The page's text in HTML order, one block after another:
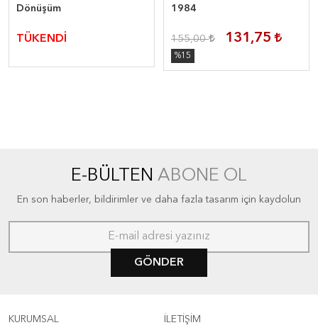
Dönüşüm
TÜKENDİ
1984
155,00 131,75
%15
E-BÜLTEN ABONE OL
En son haberler, bildirimler ve daha fazla tasarım için kaydolun
GÖNDER
KURUMSAL İLETİŞİM